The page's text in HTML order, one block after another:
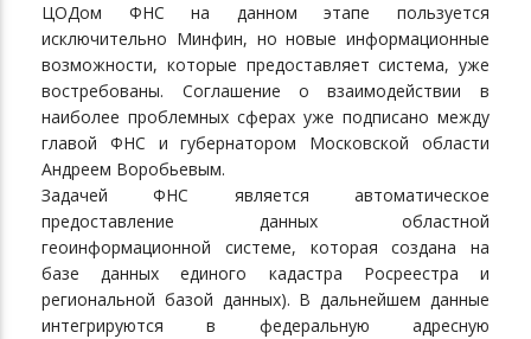
ЦОДом ФНС на данном этапе пользуется
исключительно Минфин, но новые информационные
возможности, которые предоставляет система, уже
востребованы. Соглашение о взаимодействии в
наиболее проблемных сферах уже подписано между
главой ФНС и губернатором Московской области
Андреем Воробьевым.
Задачей ФНС является автоматическое
предоставление данных областной
геоинформационной системе, которая создана на
базе данных единого кадастра Росреестра и
региональной базой данных). В дальнейшем данные
интегрируются в федеральную адресную